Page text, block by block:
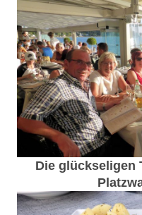
Die glückseligen